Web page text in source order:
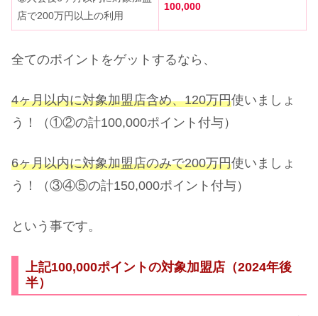
店で200万円以上の利用
100,000
全てのポイントをゲットするなら、
4ヶ月以内に対象加盟店含め、120万円使いましょ
う！（①②の計100,000ポイント付与）
6ヶ月以内に対象加盟店のみで200万円使いましょ
う！（③④⑤の計150,000ポイント付与）
という事です。
上記100,000ポイントの対象加盟店（2024年後
半）